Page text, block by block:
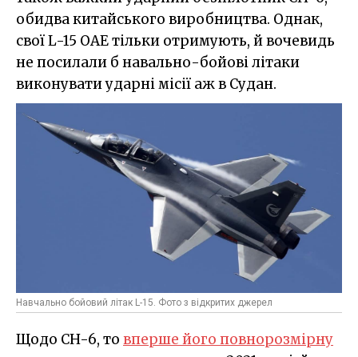
обидва китайського виробництва. Однак,
свої L-15 ОАЕ тільки отримують, й вочевидь
не посилали б навально-бойові літаки
виконувати ударні місії аж в Судан.
Навчально бойовий літак L-15. Фото з відкритих джерел
Щодо CH-6, то вперше його повнорозмірну